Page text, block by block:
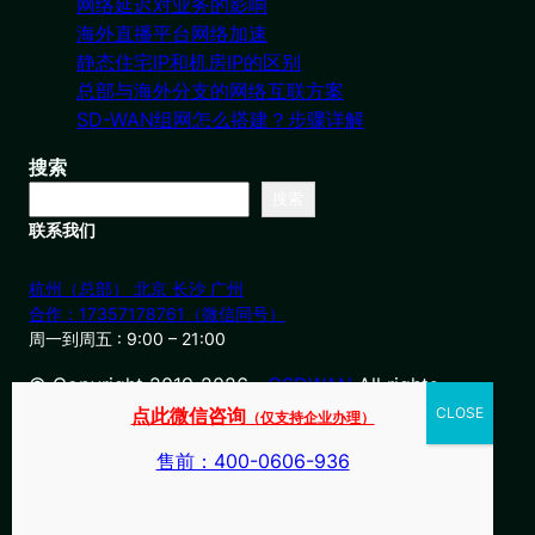
网络延迟对业务的影响
海外直播平台网络加速
静态住宅IP和机房IP的区别
总部与海外分支的网络互联方案
SD-WAN组网怎么搭建？步骤详解
搜索
联系我们
杭州（总部） 北京 长沙 广州
合作：17357178761（微信同号）
周一到周五 : 9:00 – 21:00
© Copyright 2019-2026・OSDWANAll rights
点此微信咨询 （仅支持企业办理）
售前：400-0606-936